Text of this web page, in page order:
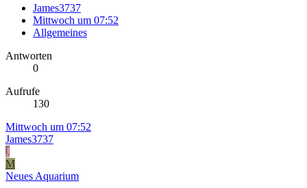
James3737
Mittwoch um 07:52
Allgemeines
Antworten
0
Aufrufe
130
Mittwoch um 07:52
James3737
J
M
Neues Aquarium